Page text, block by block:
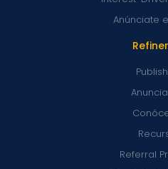
Referral
Anúnciate